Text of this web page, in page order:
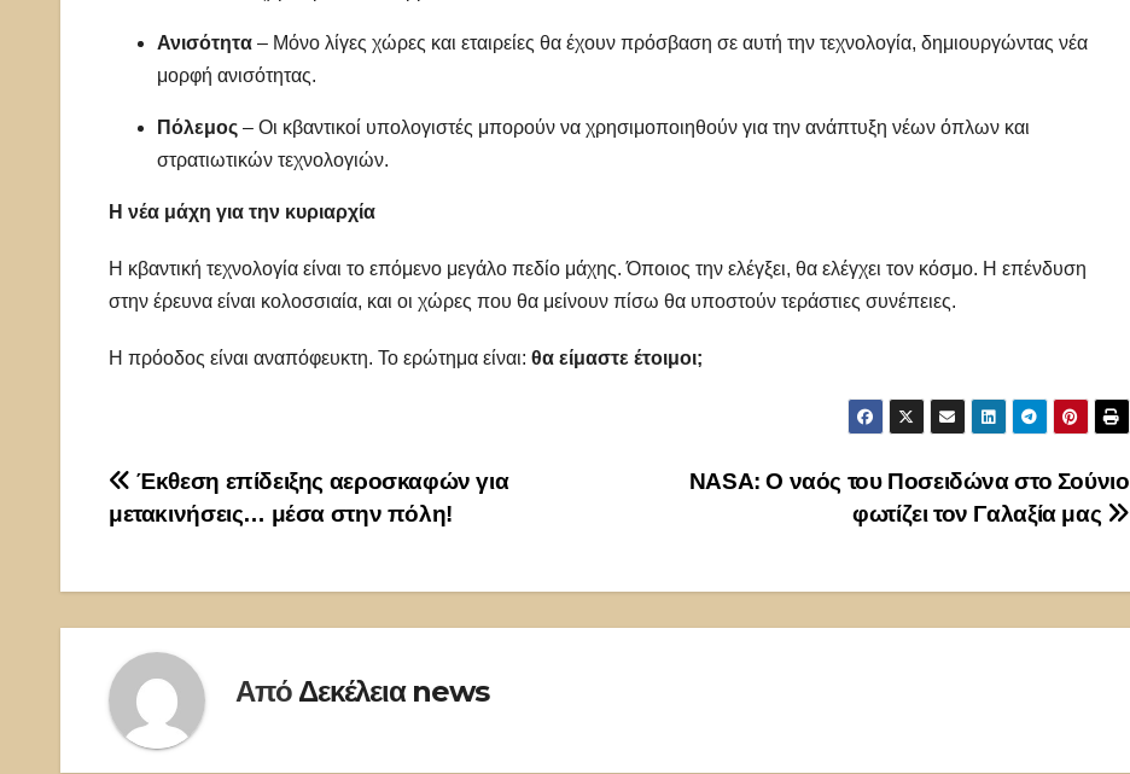
Ανισότητα – Μόνο λίγες χώρες και εταιρείες θα έχουν πρόσβαση σε αυτή την τεχνολογία, δημιουργώντας νέα
μορφή ανισότητας.
Πόλεμος – Οι κβαντικοί υπολογιστές μπορούν να χρησιμοποιηθούν για την ανάπτυξη νέων όπλων και
στρατιωτικών τεχνολογιών.
Η νέα μάχη για την κυριαρχία
Η κβαντική τεχνολογία είναι το επόμενο μεγάλο πεδίο μάχης. Όποιος την ελέγξει, θα ελέγχει τον κόσμο. Η επένδυση
στην έρευνα είναι κολοσσιαία, και οι χώρες που θα μείνουν πίσω θα υποστούν τεράστιες συνέπειες.
Η πρόοδος είναι αναπόφευκτη. Το ερώτημα είναι: θα είμαστε έτοιμοι;
Πλοήγηση
άρθρων
NASA: Ο ναός του Ποσειδώνα στο Σούνιο
φωτίζει τον Γαλαξία μας
Έκθεση επίδειξης αεροσκαφών για
μετακινήσεις… μέσα στην πόλη!
Από Δεκέλεια news